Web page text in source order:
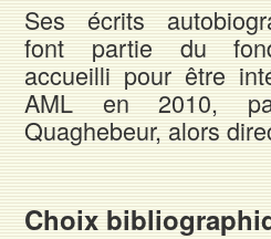
Ses écrits
font partie du
accueilli pour être
AML en 2010,
Quaghebeur, alors
Choix